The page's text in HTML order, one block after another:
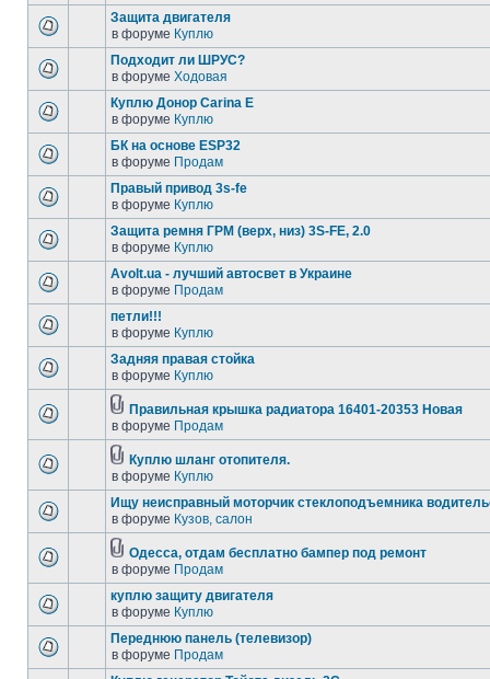
Защита двигателя
в форуме Куплю
Подходит ли ШРУС?
в форуме Ходовая
Куплю Донор Carina E
в форуме Куплю
БК на основе ESP32
в форуме Продам
Правый привод 3s-fe
в форуме Куплю
Защита ремня ГРМ (верх, низ) 3S-FE, 2.0
в форуме Куплю
Avolt.ua - лучший автосвет в Украине
в форуме Продам
петли!!!
в форуме Куплю
Задняя правая стойка
в форуме Куплю
Правильная крышка радиатора 16401-20353 Новая
в форуме Продам
Куплю шланг отопителя.
в форуме Куплю
Ищу неисправный моторчик стеклоподъемника
в форуме Кузов, салон
Одесса, отдам бесплатно бампер под ремонт
в форуме Продам
куплю защиту двигателя
в форуме Куплю
Переднюю панель (телевизор)
в форуме Продам